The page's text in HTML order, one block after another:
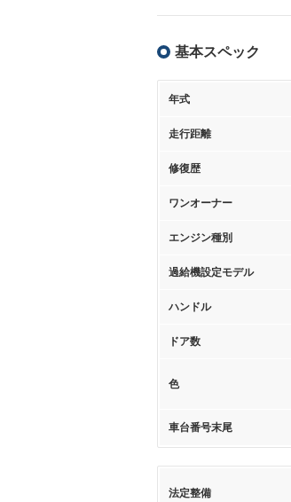
基本スペック
年式
走行距離
修復歴
ワンオーナー
エンジン種別
過給機設定モデル
ハンドル
ドア数
色
車台番号末尾
法定整備